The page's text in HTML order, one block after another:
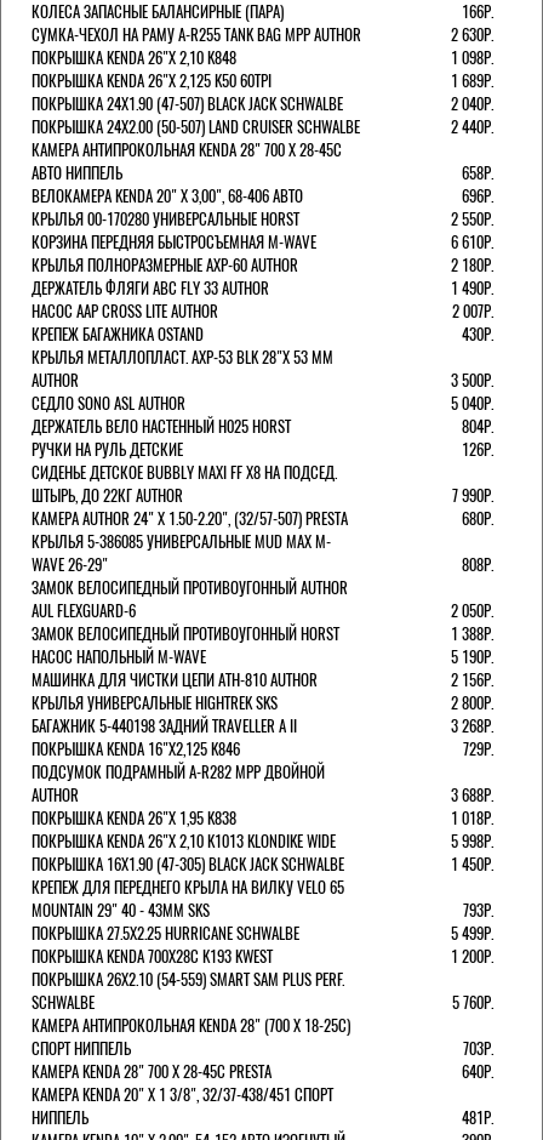
КОЛЕСА ЗАПАСНЫЕ БАЛАНСИРНЫЕ (ПАРА)
166Р.
CУМКА-ЧЕХОЛ НА РАМУ A-R255 TANK BAG MPP AUTHOR
2 630Р.
ПОКРЫШКА KENDA 26"Х 2,10 K848
1 098Р.
ПОКРЫШКА KENDA 26"Х 2,125 K50 60TPI
1 689Р.
ПОКРЫШКА 24X1.90 (47-507) BLACK JACK SCHWALBE
2 040Р.
ПОКРЫШКА 24X2.00 (50-507) LAND CRUISER SCHWALBE
2 440Р.
КАМЕРА АНТИПРОКОЛЬНАЯ KENDA 28" 700 Х 28-45C
АВТО НИППЕЛЬ
658Р.
ВЕЛОКАМЕРА KENDA 20" Х 3,00", 68-406 АВТО
696Р.
КРЫЛЬЯ 00-170280 УНИВЕРСАЛЬНЫЕ HORST
2 550Р.
КОРЗИНА ПЕРЕДНЯЯ БЫСТРОСЪЕМНАЯ M-WAVE
6 610Р.
КРЫЛЬЯ ПОЛНОРАЗМЕРНЫЕ AXP-60 AUTHOR
2 180Р.
ДЕРЖАТЕЛЬ ФЛЯГИ АВС FLY 33 AUTHOR
1 490Р.
НАСОС AAP CROSS LITE AUTHOR
2 007Р.
КРЕПЕЖ БАГАЖНИКА OSTAND
430Р.
КРЫЛЬЯ МЕТАЛЛОПЛАСТ. AXP-53 BLK 28"Х 53 ММ
AUTHOR
3 500Р.
СЕДЛО SONO ASL AUTHOR
5 040Р.
ДЕРЖАТЕЛЬ ВЕЛО НАСТЕННЫЙ H025 HORST
804Р.
РУЧКИ НА РУЛЬ ДЕТСКИЕ
126Р.
СИДЕНЬЕ ДЕТСКОЕ BUBBLY MAXI FF X8 НА ПОДСЕД.
ШТЫРЬ, ДО 22КГ AUTHOR
7 990Р.
КАМЕРА AUTHOR 24" Х 1.50-2.20", (32/57-507) PRESTA
680Р.
КРЫЛЬЯ 5-386085 УНИВЕРСАЛЬНЫЕ MUD MAX M-
WAVE 26-29"
808Р.
ЗАМОК ВЕЛОСИПЕДНЫЙ ПРОТИВОУГОННЫЙ AUTHOR
AUL FLEXGUARD-6
2 050Р.
ЗАМОК ВЕЛОСИПЕДНЫЙ ПРОТИВОУГОННЫЙ HORST
1 388Р.
НАСОС НАПОЛЬНЫЙ M-WAVE
5 190Р.
МАШИНКА ДЛЯ ЧИСТКИ ЦЕПИ ATH-810 AUTHOR
2 156Р.
КРЫЛЬЯ УНИВЕРСАЛЬНЫЕ HIGHTREK SKS
2 800Р.
БАГАЖНИК 5-440198 ЗАДНИЙ TRAVELLER A II
3 268Р.
ПОКРЫШКА KENDA 16"Х2,125 K846
729Р.
ПОДСУМОК ПОДРАМНЫЙ A-R282 MPP ДВОЙНОЙ
AUTHOR
3 688Р.
ПОКРЫШКА KENDA 26"Х 1,95 K838
1 018Р.
ПОКРЫШКА KENDA 26"Х 2,10 K1013 KLONDIKE WIDE
5 998Р.
ПОКРЫШКА 16X1.90 (47-305) BLACK JACK SCHWALBE
1 450Р.
КРЕПЕЖ ДЛЯ ПЕРЕДНЕГО КРЫЛА НА ВИЛКУ VELO 65
MOUNTAIN 29" 40 - 43ММ SKS
793Р.
ПОКРЫШКА 27.5X2.25 HURRICANE SCHWALBE
5 499Р.
ПОКРЫШКА KENDA 700Х28С K193 KWEST
1 200Р.
ПОКРЫШКА 26X2.10 (54-559) SMART SAM PLUS PERF.
SCHWALBE
5 760Р.
КАМЕРА АНТИПРОКОЛЬНАЯ KENDA 28" (700 Х 18-25C)
СПОРТ НИППЕЛЬ
703Р.
КАМЕРА KENDA 28" 700 Х 28-45С PRESTA
640Р.
КАМЕРА KENDA 20" Х 1 3/8", 32/37-438/451 СПОРТ
НИППЕЛЬ
481Р.